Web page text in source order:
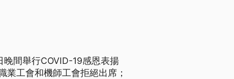
間舉行COVID-19感恩表揚
業工會和機師工會拒絕出席；